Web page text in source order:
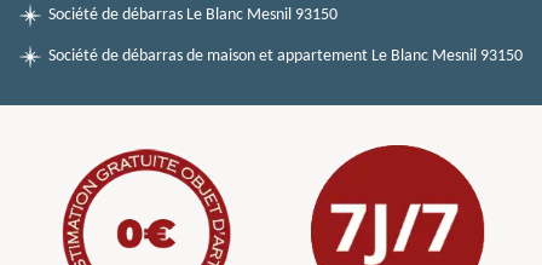
Société de débarras Le Blanc Mesnil 93150
Société de débarras de maison et appartement Le Blanc Mesnil 93150